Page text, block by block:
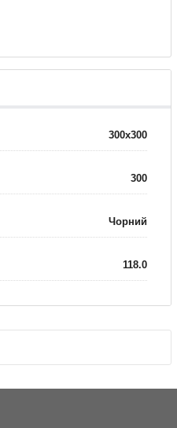
300x300
300
Чорний
118.0